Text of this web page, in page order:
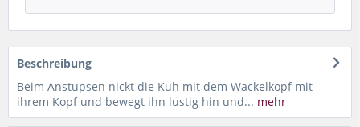
Beschreibung
Beim Anstupsen nickt die Kuh mit dem Wackelkopf mit
ihrem Kopf und bewegt ihn lustig hin und... mehr